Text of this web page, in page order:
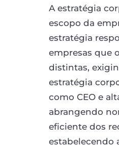
A estratégia
escopo da
estratégia
empresas que
distintas,
estratégia
como CEO e
abrangendo
eficiente dos
estabelecendo